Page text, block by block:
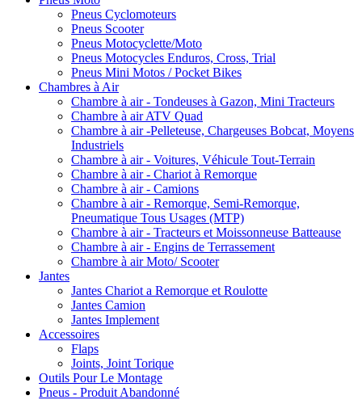
Pneus Cyclomoteurs
Pneus Scooter
Pneus Motocyclette/Moto
Pneus Motocycles Enduros, Cross, Trial
Pneus Mini Motos / Pocket Bikes
Chambres à Air
Chambre à air - Tondeuses à Gazon, Mini Tracteurs
Chambre à air ATV Quad
Chambre à air -Pelleteuse, Chargeuses Bobcat, Moyens
Industriels
Chambre à air - Voitures, Véhicule Tout-Terrain
Chambre à air - Chariot à Remorque
Chambre à air - Camions
Chambre à air - Remorque, Semi-Remorque,
Pneumatique Tous Usages (MTP)
Chambre à air - Tracteurs et Moissonneuse Batteause
Chambre à air - Engins de Terrassement
Chambre à air Moto/ Scooter
Jantes
Jantes Chariot a Remorque et Roulotte
Jantes Camion
Jantes Implement
Accessoires
Flaps
Joints, Joint Torique
Outils Pour Le Montage
Pneus - Produit Abandonné